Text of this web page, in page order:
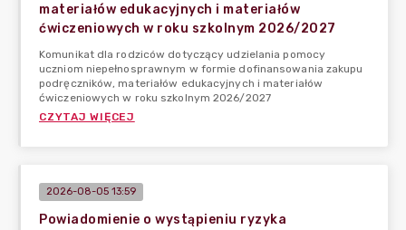
materiałów edukacyjnych i materiałów
ćwiczeniowych w roku szkolnym 2026/2027
Komunikat dla rodziców dotyczący udzielania pomocy
uczniom niepełnosprawnym w formie dofinansowania zakupu
podręczników, materiałów edukacyjnych i materiałów
ćwiczeniowych w roku szkolnym 2026/2027
CZYTAJ WIĘCEJ
2026-08-05 13:59
Powiadomienie o wystąpieniu ryzyka